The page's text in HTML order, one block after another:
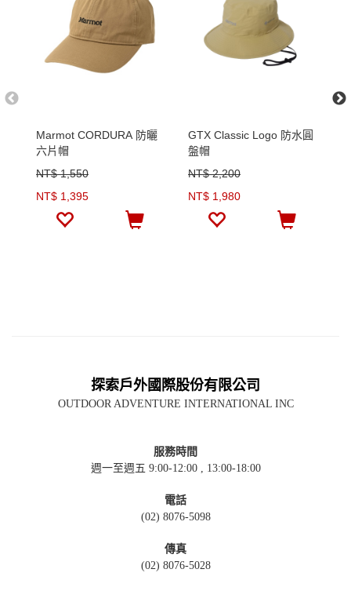
Marmot CORDURA 防曬
六片帽
NT$ 1,550
NT$ 1,395
GTX Classic Logo 防水圓
盤帽
NT$ 2,200
NT$ 1,980
探索戶外國際股份有限公司
OUTDOOR ADVENTURE INTERNATIONAL INC
服務時間
週一至週五 9:00-12:00 , 13:00-18:00
電話
(02) 8076-5098
傳真
(02) 8076-5028